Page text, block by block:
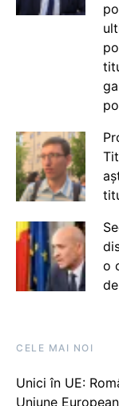
o
CELE MAI NOI
Unici în UE:
Uniune